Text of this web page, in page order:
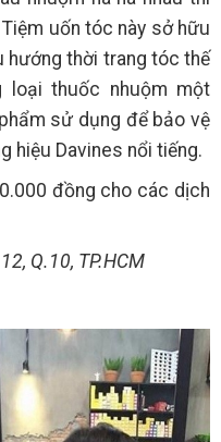
uốn tóc này sở hữu
hướng thời trang tóc thế
thuốc nhuộm một
sử dụng để bảo vệ
hiệu Davines nổi tiếng.
đồng cho các dịch
Q.10, TP.HCM